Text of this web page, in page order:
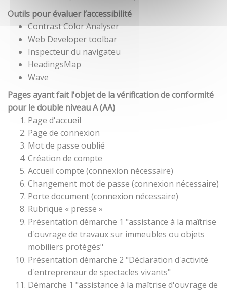
Outils pour évaluer l’accessibilité
Contrast Color Analyser
Web Developer toolbar
Inspecteur du navigateu
HeadingsMap
Wave
Pages ayant fait l'objet de la vérification de conformité
pour le double niveau A (AA)
Page d'accueil
Page de connexion
Mot de passe oublié
Création de compte
Accueil compte (connexion nécessaire)
Changement mot de passe (connexion nécessaire)
Porte document (connexion nécessaire)
Rubrique « presse »
Présentation démarche 1 "assistance à la maîtrise
d'ouvrage de travaux sur immeubles ou objets
mobiliers protégés"
Présentation démarche 2 "Déclaration d'activité
d'entrepreneur de spectacles vivants"
Démarche 1 "assistance à la maîtrise d'ouvrage de